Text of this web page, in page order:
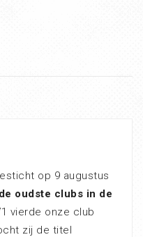
op 9 augustus
oudste clubs in de
vierde onze club
zij de titel